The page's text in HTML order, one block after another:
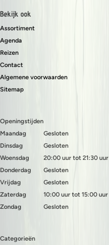
Bekijk ook
Assortiment
Agenda
Reizen
Contact
Algemene voorwaarden
Sitemap
Openingstijden
Maandag
Dinsdag
Woensdag
Donderdag
Vrijdag
Zaterdag
Zondag
Gesloten
Gesloten
20:00 uur tot 21:30 uur
Gesloten
Gesloten
10:00 uur tot 15:00 uur
Gesloten
Categorieën